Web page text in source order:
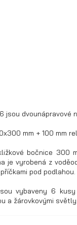
jsou
mm + 100 mm
bočnice 300
je vyrobená z
pod podlahou.
vybaveny 6
a žárovkovými světly.